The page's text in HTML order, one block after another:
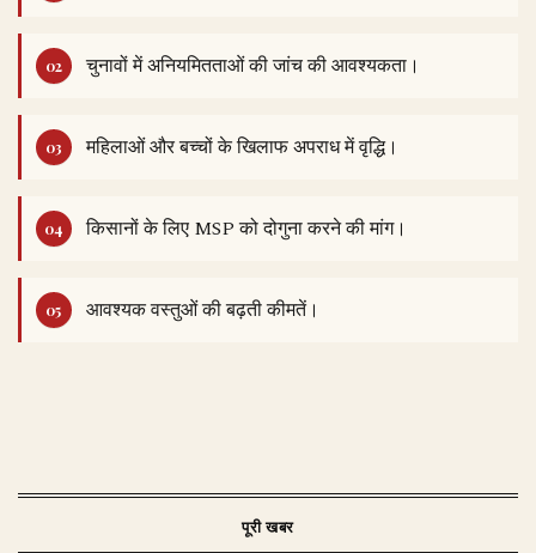
चुनावों में अनियमितताओं की जांच की आवश्यकता।
महिलाओं और बच्चों के खिलाफ अपराध में वृद्धि।
किसानों के लिए MSP को दोगुना करने की मांग।
आवश्यक वस्तुओं की बढ़ती कीमतें।